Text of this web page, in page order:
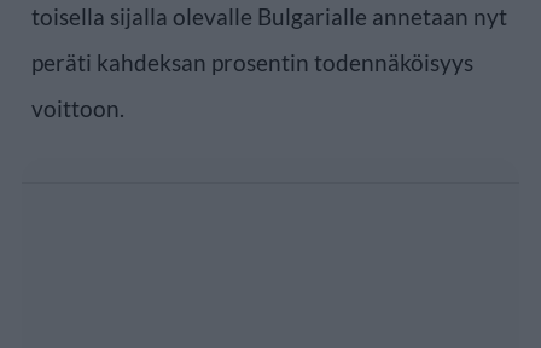
toisella sijalla olevalle Bulgarialle annetaan nyt
peräti kahdeksan prosentin todennäköisyys
voittoon.